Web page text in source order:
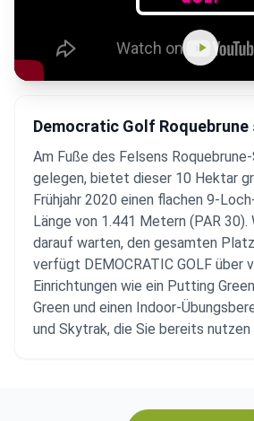
Democratic Golf Roquebrune
Am Fuße des Felsens
gelegen, bietet dieser 10 Hektar
Frühjahr 2020 einen flachen 9-
Länge von 1.441 Metern (PAR 30).
darauf warten, den gesamten
verfügt DEMOCRATIC GOLF über
Einrichtungen wie ein Putting
Green und einen Indoor-
und Skytrak, die Sie bereits nutzen